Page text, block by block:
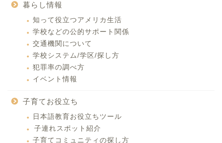
暮らし情報
知って役立つアメリカ生活
学校などの公的サポート関係
交通機関について
学校システム/学区/探し方
犯罪率の調べ方
イベント情報
子育てお役立ち
日本語教育お役立ちツール
子連れスポット紹介
子育てコミュニティの探し方